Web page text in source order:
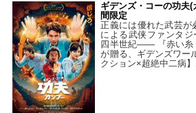
ギデンズ・コーの功夫
間限定
正義には優れた武芸が
による武侠ファンタ
四半世紀―― 『赤い糸
が贈る、ギデンズワー
クション×超絶中二病】